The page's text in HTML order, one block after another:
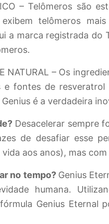
– Telômeros
telômeros
a marca registrada
NATURAL – Os
e fontes de
é a verdadeira
Desacelerar sempre
de desafiar esse
aos anos), mas
no tempo? Genius
humana.
Genius